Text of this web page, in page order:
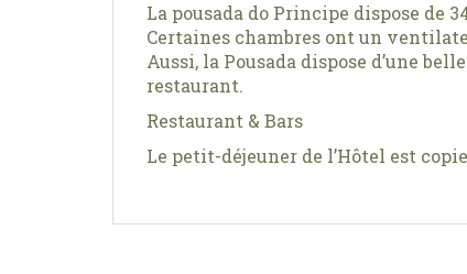
La pousada do Principe dispose de
Certaines chambres ont un
Aussi, la Pousada dispose d’une
restaurant.
Restaurant & Bars
Le petit-déjeuner de l’Hôtel est